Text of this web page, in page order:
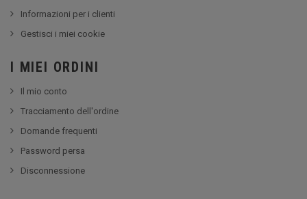
Informazioni per i clienti
Gestisci i miei cookie
I MIEI ORDINI
Il mio conto
Tracciamento dell'ordine
Domande frequenti
Password persa
Disconnessione